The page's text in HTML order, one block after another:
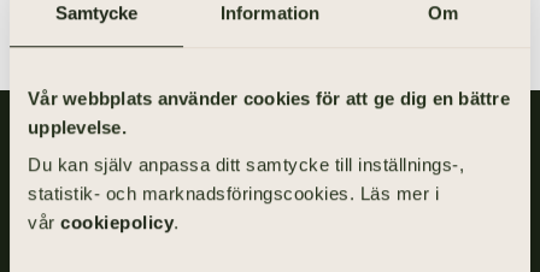
Samtycke Information Om
Vår webbplats använder cookies för att ge dig en bättre
upplevelse.
Du kan själv anpassa ditt samtycke till inställnings-,
statistik- och marknadsföringscookies. Läs mer i
vår cookiepolicy.
Gillis Edman är en av Sveriges mest anlitade begravningsbyråer.
På våra kontor fördelade över hela Västsverige hjälper vi kunder
med personliga begravningar och familjejuridik.
Om Gillis Edman